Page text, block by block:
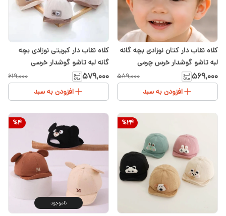
کلاه نقاب دار کتان نوزادی بچه گانه
لبه تاشو گوشدار خرس چرمی
۵۶۹٬۰۰۰ ۵۸۹٬۰۰۰
افزودن به سبد
کلاه نقاب دار کبریتی نوزادی بچه
گانه لبه تاشو گوشدار خرسی
۵۷۹٬۰۰۰ ۶۱۹٬۰۰۰
افزودن به سبد
%24
%4
ناموجود